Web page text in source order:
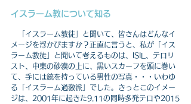
イスラーム教について知る
「イスラーム教徒」と聞いて、皆さんはどんなイ
メージを浮かびますか？正直に言うと、私が「イス
ラーム教徒」と聞いて考えるものは、ISIL、テロリ
スト、中東の砂漠の上に、黒いスカーフを頭に巻い
て、手には銃を持っている男性の写真・・・いわゆ
る「イスラーム過激派」でした。きっとこのイメー
ジは、2001年に起きた9.11の同時多発テロや2015